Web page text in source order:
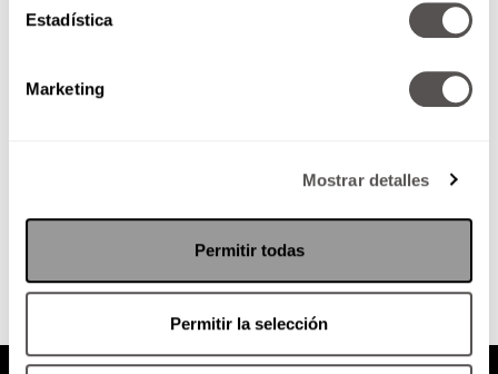
Estadística
Marketing
Mostrar detalles
Permitir todas
Permitir la selección
SEGUIR LEYENDO